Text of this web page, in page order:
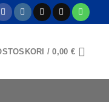
/0,00 €